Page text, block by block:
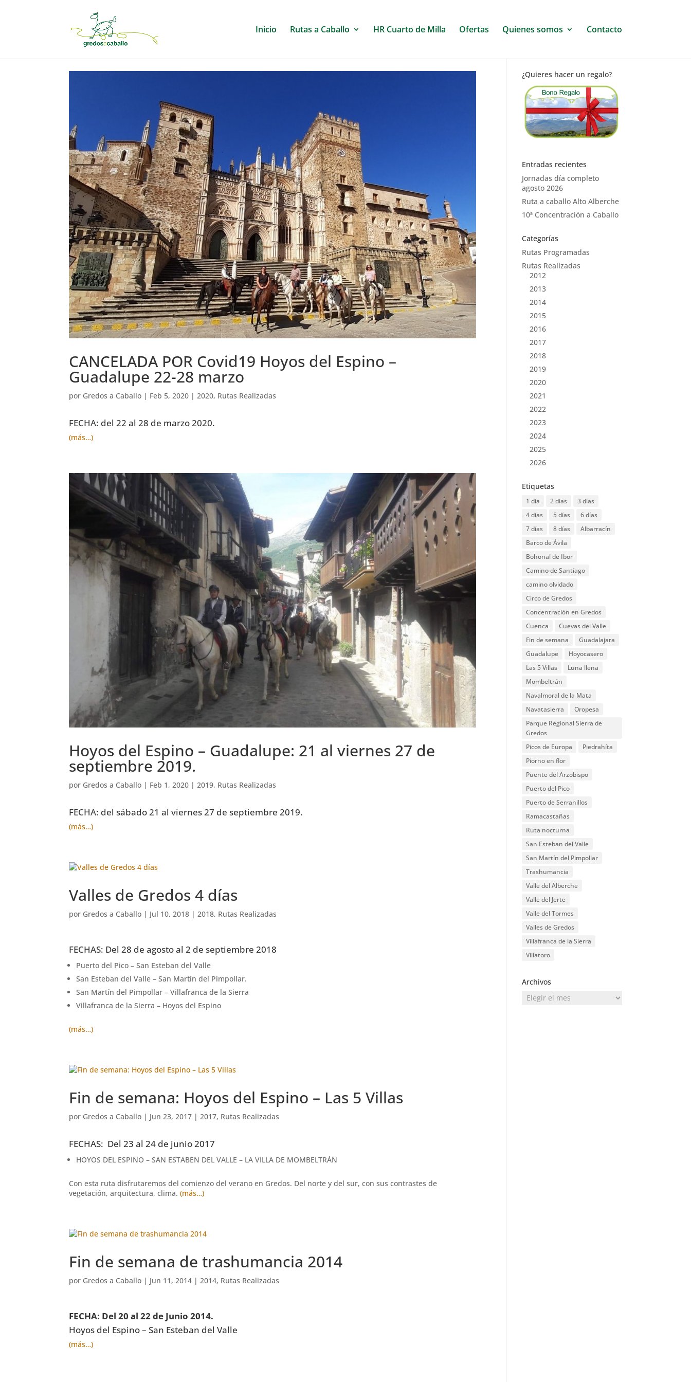
Inicio Rutas a Caballo HR Cuarto de Milla Ofertas Quienes somos Contacto
CANCELADA POR Covid19 Hoyos del Espino –
Guadalupe 22-28 marzo
por Gredos a Caballo | Feb 5, 2020 |2020, Rutas Realizadas
FECHA: del 22 al 28 de marzo 2020.
(más…)
Hoyos del Espino – Guadalupe: 21 al viernes 27 de
septiembre 2019.
por Gredos a Caballo | Feb 1, 2020 |2019, Rutas Realizadas
FECHA: del sábado 21 al viernes 27 de septiembre 2019.
(más…)
Valles de Gredos 4 días
por Gredos a Caballo | Jul 10, 2018 |2018, Rutas Realizadas
FECHAS: Del 28 de agosto al 2 de septiembre 2018
Puerto del Pico – San Esteban del Valle
San Esteban del Valle – San Martín del Pimpollar.
San Martín del Pimpollar – Villafranca de la Sierra
Villafranca de la Sierra – Hoyos del Espino
(más…)
Fin de semana: Hoyos del Espino – Las 5 Villas
por Gredos a Caballo | Jun 23, 2017 |2017, Rutas Realizadas
FECHAS: Del 23 al 24 de junio 2017
HOYOS DEL ESPINO – SAN ESTABEN DEL VALLE – LA VILLA DE MOMBELTRÁN
Con esta ruta disfrutaremos del comienzo del verano en Gredos. Del norte y del sur, con sus contrastes de
vegetación, arquitectura, clima.(más…)
Fin de semana de trashumancia 2014
por Gredos a Caballo | Jun 11, 2014 |2014, Rutas Realizadas
FECHA: Del 20 al 22 de Junio 2014.
Hoyos del Espino – San Esteban del Valle
(más…)
¿Quieres hacer un regalo?
Entradas recientes
Jornadas día completo
agosto 2026
Ruta a caballo Alto Alberche
10ª Concentración a Caballo
Categorías
Rutas Programadas
Rutas Realizadas
2012
2013
2014
2015
2016
2017
2018
2019
2020
2021
2022
2023
2024
2025
2026
Etiquetas
1 día 2 días
3 días
4 días
5 días
6 días
7 días
8 días
Albarracín
Barco de Ávila
Bohonal de Ibor
Camino de Santiago
camino olvidado
Circo de Gredos
Concentración en Gredos
Cuenca
Cuevas del Valle
Fin de semana
Guadalajara
Guadalupe
Hoyocasero
Las 5 Villas
Luna llena
Mombeltrán
Navalmoral de la Mata
Navatasierra
Oropesa
Parque Regional Sierra de
Gredos
Picos de Europa
Piedrahíta
Piorno en flor
Puente del Arzobispo
Puerto del Pico
Puerto de Serranillos
Ramacastañas
Ruta nocturna
San Esteban del Valle
San Martín del Pimpollar
Trashumancia
Valle del Alberche
Valle del Jerte
Valle del Tormes
Valles de Gredos
Villafranca de la Sierra
Villatoro
Archivos
Archivos